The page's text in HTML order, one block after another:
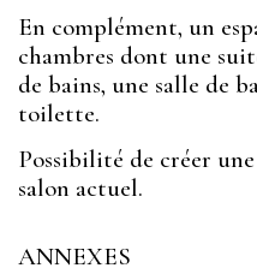
En complément, un
chambres dont une
de bains, une salle de
toilette.
Possibilité de créer
salon actuel.
ANNEXES